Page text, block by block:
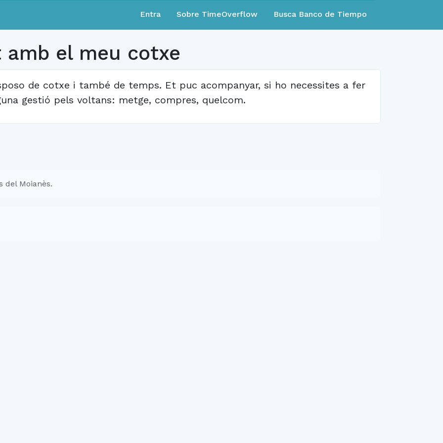
Entra Sobre TimeOverflow Busca Banco de Tiempo
amb el meu cotxe
de cotxe i també de temps. Et puc acompanyar, si ho necessites a fer
gestió pels voltans: metge, compres, quelcom.
del Moianès.